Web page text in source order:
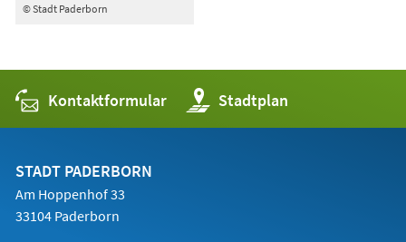
© Stadt Paderborn
Kontaktformular Stadtplan
(Öffnet
in
einem
STADT PADERBORN
Am Hoppenhof 33
33104 Paderborn